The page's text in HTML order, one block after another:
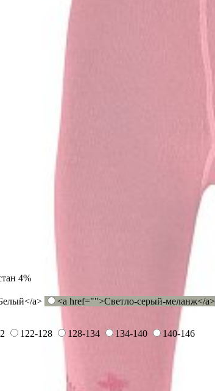
4%
a>
<a href="">Светло-серый-меланж</a>
122-128 128-134 134-140
140-146